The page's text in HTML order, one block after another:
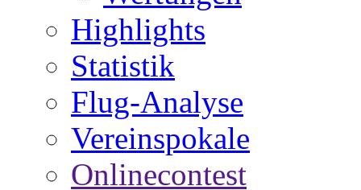
Highlights
Statistik
Flug-Analyse
Vereinspokale
Onlinecontest